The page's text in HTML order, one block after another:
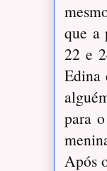
que a
22 e
Edina
para
Após